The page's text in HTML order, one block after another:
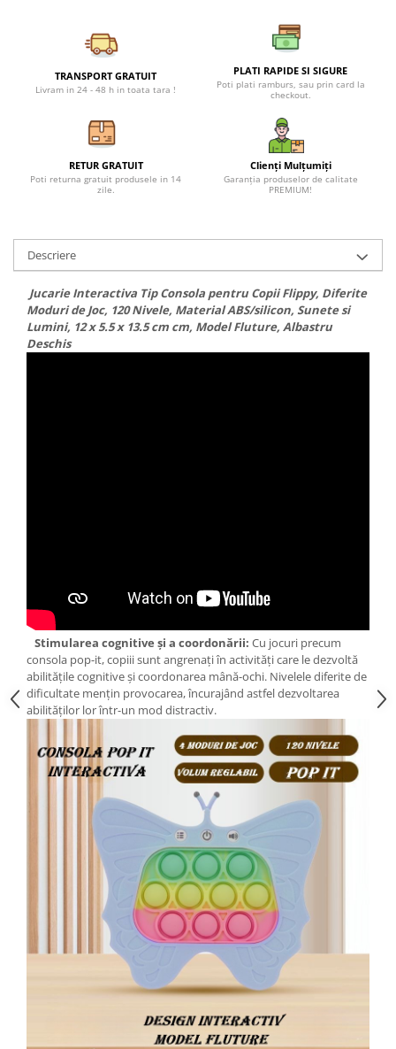
Stroboscoape
Torte de stadion
Kendama Super Sticky
Kendama Super Sticky Big Cup V2
Petreceri Sportive
TRANSPORT GRATUIT
Livram in 24 - 48 h in toata tara !
PLATI RAPIDE SI SIGURE
Poti plati ramburs, sau prin card la
checkout.
RETUR GRATUIT
Poti returna gratuit produsele in 14
zile.
Clienți Mulțumiți
Garanția produselor de calitate
PREMIUM!
Descriere
Jucarie Interactiva Tip Consola pentru Copii Flippy, Diferite
Moduri de Joc, 120 Nivele, Material ABS/silicon, Sunete si
Lumini, 12 x 5.5 x 13.5 cm cm, Model Fluture, Albastru
Deschis
Stimularea cognitive și a coordonării: Cu jocuri precum
consola pop-it, copiii sunt angrenați în activități care le dezvoltă
abilitățile cognitive și coordonarea mână-ochi. Nivelele diferite de
dificultate mențin provocarea, încurajând astfel dezvoltarea
abilităților lor într-un mod distractiv.